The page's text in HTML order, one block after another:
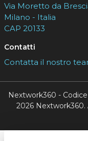
Via Moretto da
Milano - Italia
CAP 20133
Contatti
Contatta il nostro
Nextwork360 -
2026 Nextwork360.